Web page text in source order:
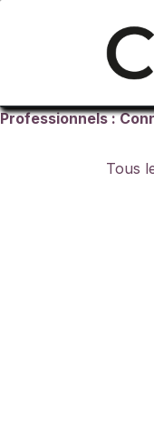
Professionnels :
Tous